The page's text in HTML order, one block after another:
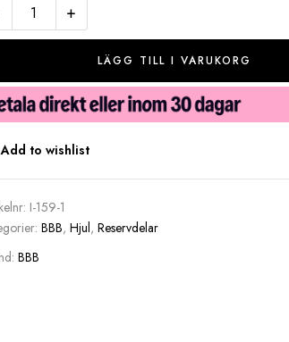
+
LÄGG TILL I VARUKORG
Add to wishlist
I-159-1
BBB, Hjul, Reservdelar
BBB